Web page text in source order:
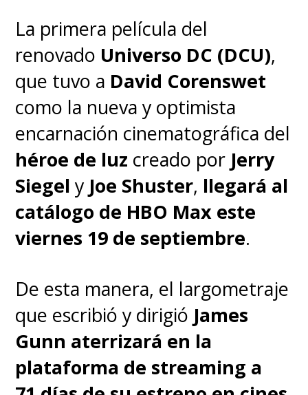
dejará de existir. Ha sido un
viaje divertido con todos
ustedes, adelante y hacia
arriba", cerró Cavill.
Efectivamente, el anuncio que
dio el británico a fines de
octubre pasado sobre su
retorno como "Superman" fue
sí, antes de que Gunn y Safran
tomaran el mandato de DC
Studios y, de paso, todos los
proyectos de DC. De ahí el
La primera película del
renovado Universo DC (DCU),
que tuvo a David Corenswet
como la nueva y optimista
encarnación cinematográfica del
héroe de luz creado por Jerry
Siegel y Joe Shuster, llegará al
catálogo de HBO Max este
viernes 19 de septiembre.
De esta manera, el largometraje
que escribió y dirigió James
Gunn aterrizará en la
plataforma de streaming a